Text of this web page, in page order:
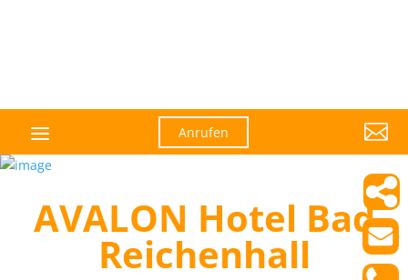
Anrufen 
AVALON Hotel Bad
Reichenhall